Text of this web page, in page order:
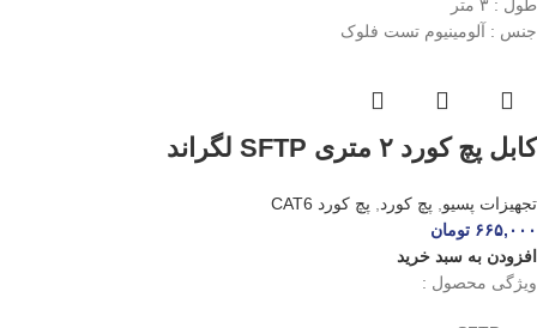
طول : ۳ متر
جنس : آلومینیوم تست فلوک
کابل پچ کورد ۲ متری SFTP لگراند
تجهیزات پسیو پچ کورد
پچ کورد CAT6
۶۶۵,۰۰۰ تومان
افزودن به سبد خرید
ویژگی محصول :